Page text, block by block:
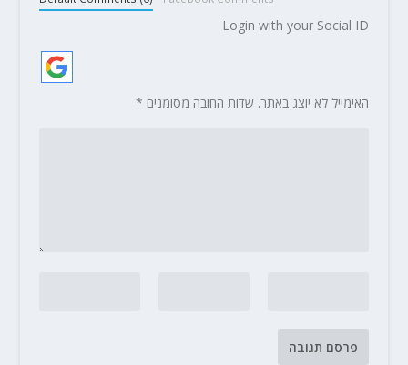
Login with your Social ID
האימייל לא יוצג באתר. שדות החובה מסומנים *